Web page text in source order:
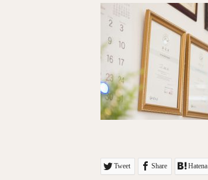
Tweet Share Hatena